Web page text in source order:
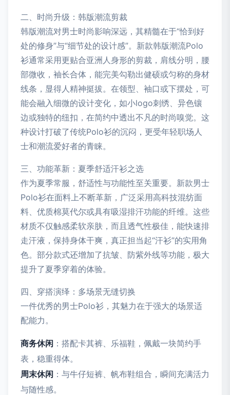
二、时尚升级：韩版潮流剪裁
韩版潮流对男士时尚影响深远，其精髓在于“恰到好
处的修身”与“细节处的设计感”。新款韩版潮流Polo
衫通常采用更贴合亚洲人身形的剪裁，肩线分明，腰
部微收，袖长合体，能完美勾勒出健硕或匀称的身材
线条，显得人精神挺拔。在领型、袖口或下摆处，可
能会融入细微的设计变化，如小logo刺绣、异色镶
边或独特的纽扣，在简约中透出不凡的时尚嗅觉。这
种设计打破了传统Polo衫的沉闷，更受年轻职场人
士和潮流爱好者的青睐。
三、功能革新：夏季舒适汗衫之选
作为夏季常服，舒适性与功能性至关重要。新款男士
Polo衫在面料上不断革新，广泛采用高科技混纺面
料、优质棉莫代尔或具有吸湿排汗功能的纤维。这些
材质不仅触感柔软亲肤，而且透气性极佳，能快速排
走汗液，保持身体干爽，真正担当起“汗衫”的实用角
色。部分款式还增加了抗皱、防紫外线等功能，极大
提升了夏季穿着的体验。
四、穿搭演绎：多场景无缝切换
一件优秀的男士Polo衫，其魅力在于强大的场景适
配能力。
商务休闲 ：搭配卡其裤、乐福鞋，佩戴一块简约手
表，稳重得体。
周末休闲 ：与牛仔短裤、帆布鞋组合，瞬间充满活力
与随性感。